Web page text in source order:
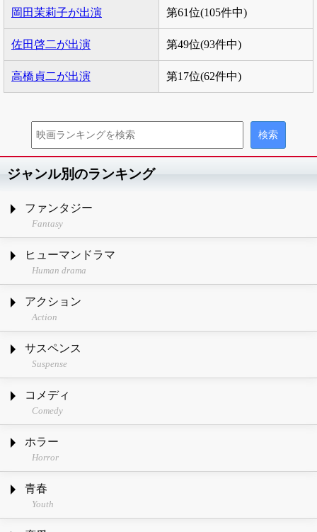
岡田茉莉子が出演 第61位(105件中)
佐田啓二が出演 第49位(93件中)
高橋貞二が出演 第17位(62件中)
ジャンル別のランキング
ファンタジー
Fantasy
ヒューマンドラマ
Human drama
アクション
Action
サスペンス
Suspense
コメディ
Comedy
ホラー
Horror
青春
Youth